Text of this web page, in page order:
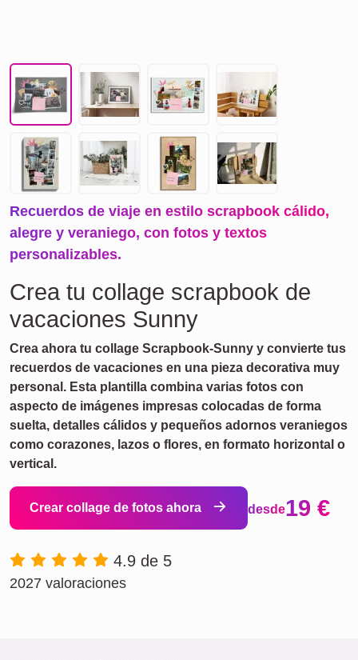
Recuerdos de viaje en estilo scrapbook cálido,
alegre y veraniego, con fotos y textos
personalizables.
Crea tu collage scrapbook de
vacaciones Sunny
Crea ahora tu collage Scrapbook-Sunny y convierte tus
recuerdos de vacaciones en una pieza decorativa muy
personal. Esta plantilla combina varias fotos con
aspecto de imágenes impresas colocadas de forma
suelta, detalles cálidos y pequeños adornos veraniegos
como corazones, lazos o flores, en formato horizontal o
vertical.
Crear collage de fotos ahora desde19 €
4.9 de 5
2027 valoraciones